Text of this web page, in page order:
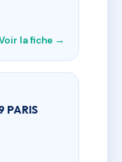
la fiche →
PARIS